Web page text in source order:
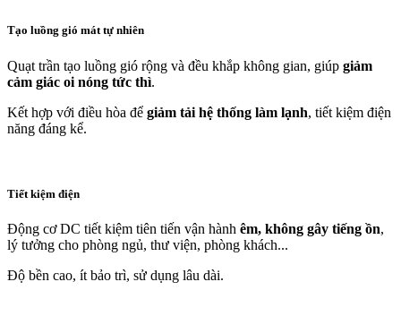
Tạo luồng gió mát tự nhiên
Quạt trần tạo luồng gió rộng và đều khắp không gian, giúp giảm
cảm giác oi nóng tức thì.
Kết hợp với điều hòa để giảm tải hệ thống làm lạnh, tiết kiệm điện
năng đáng kể.
Tiết kiệm điện
Động cơ DC tiết kiệm tiên tiến vận hành êm, không gây tiếng ồn,
lý tưởng cho phòng ngủ, thư viện, phòng khách...
Độ bền cao, ít bảo trì, sử dụng lâu dài.